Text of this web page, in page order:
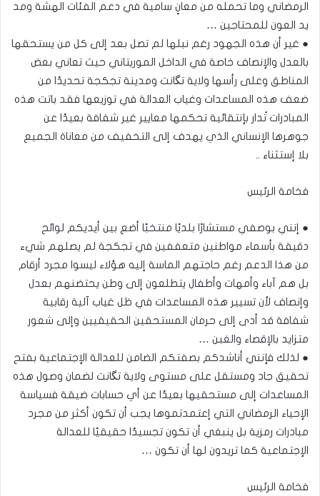
الرمضاني وما تحمله من معانٍ سامية في دعم الفئات الهشة ومد
يد العون للمحتاجين …
● غير أن هذه الجهود رغم نبلها لم تصل بعد إلى كل من يستحقها
بالعدل والإنصاف خاصة في الداخل الموريتاني حيث تعاني بعض
المناطق وعلى رأسها ولاية تگانت ومدينة تجكجة تحديدًا من
ضعف هذه المساعدات وغياب العدالة في توزيعها فقد باتت هذه
المبادرات تُدار بإنتقائية تحكمها معايير غير شفافة بعيدًا عن
جوهرها الإنساني الذي يهدف إلى التخفيف من معاناة الجميع
بلا إستثناء ..
فخامة الرئيس
● إنني بوصفي مستشارًا بلديًا منتخبًا أضع بين أيديكم لوائح
دقيقة بأسماء مواطنين متعففين في تجكجة لم يصلهم شيء
من هذا الدعم رغم حاجتهم الماسة إليه هؤلاء ليسوا مجرد أرقام
بل هم آباء وأمهات وأطفال يتطلعون إلى وطن يحتضنهم بعدل
وإنصاف لأن تسيير هذه المساعدات في ظل غياب آلية رقابية
شفافة قد أدى إلى حرمان المستحقين الحقيقيين وإلى شعور
متزايد بالإقصاء والغبن …
● لذلك فإنني أناشدكم بصفتكم الضامن للعدالة الإجتماعية بفتح
تحقيق جاد ومستقل على مستوى ولاية تگانت لضمان وصول هذه
المساعدات إلى مستحقيها بعيدًا عن أي حسابات ضيقة فسياسة
الإحياء الرمضاني التي إعتمدتموها يجب أن تكون أكثر من مجرد
مبادرات رمزية بل ينبغي أن تكون تجسيدًا حقيقيًا للعدالة
الإجتماعية كما تريدون لها أن تكون …
فخامة الرئيس